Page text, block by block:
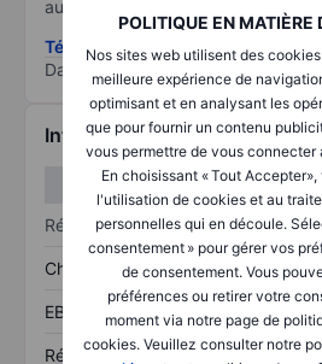
POLITIQUE EN MATIÈRE
Nos sites web utilisent des
meilleure expérience de
optimisant et en analysant les
que pour fournir un contenu
vous permettre de vous connecter
En choisissant « Tout
l'utilisation de cookies et au
personnelles qui en découle.
consentement » pour gérer vos
de consentement. Vous
préférences ou retirer votre
moment via notre page de
cookies. Veuillez consulter notre
au risque le plus élevé).
Télécharger la méthodologie
Data provided by
Informations financières
Résultats
Chiffre d’affaires
EBITDA
Résultat net